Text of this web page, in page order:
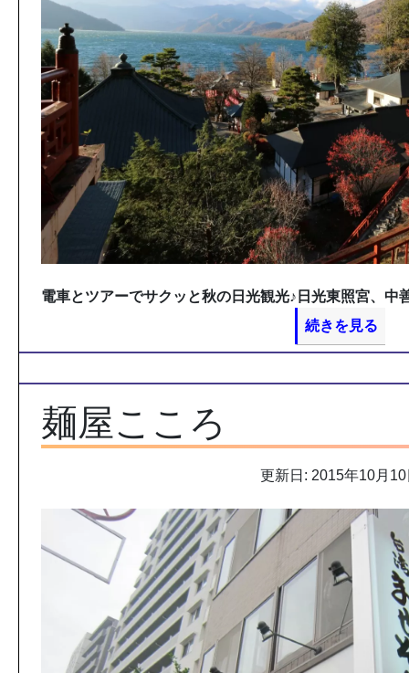
電車とツアーでサクッと秋の日光観光♪日光東照宮、中
続きを見る
麺屋こころ
更新日: 2015年10月10